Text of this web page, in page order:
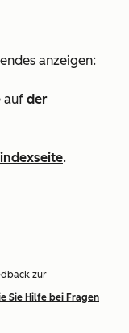
anzeigen:
auf der
.
zur
Sie Hilfe bei Fragen